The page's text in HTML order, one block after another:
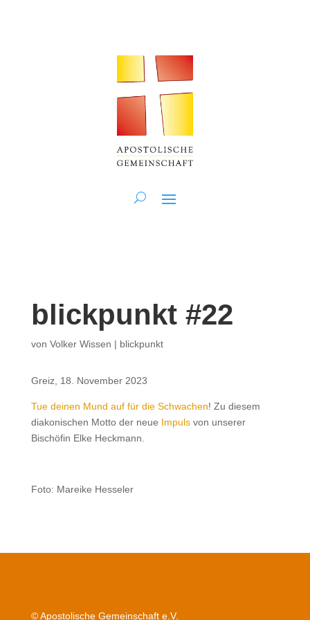
blickpunkt #22
von Volker Wissen | blickpunkt
Greiz, 18. November 2023
Tue deinen Mund auf für die Schwachen! Zu diesem
diakonischen Motto der neue Impulsvon unserer
Bischöfin Elke Heckmann.
Foto: Mareike Hesseler
© Apostolische Gemeinschaft e.V.